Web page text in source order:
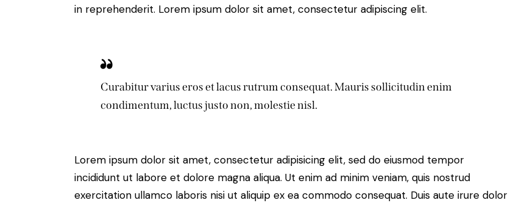
in reprehenderit. Lorem ipsum dolor sit amet, consectetur adipiscing elit.
Curabitur varius eros et lacus rutrum consequat. Mauris sollicitudin enim
condimentum, luctus justo non, molestie nisl.
Lorem ipsum dolor sit amet, consectetur adipisicing elit, sed do eiusmod tempor
incididunt ut labore et dolore magna aliqua. Ut enim ad minim veniam, quis nostrud
exercitation ullamco laboris nisi ut aliquip ex ea commodo consequat. Duis aute irure dolor